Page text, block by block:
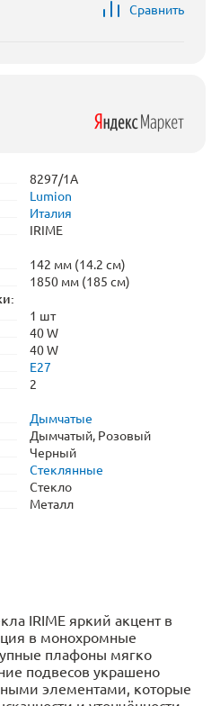
8297/1A
Lumion
Италия
IRIME
142 мм (14.2 см)
1850 мм (185 см)
1 шт
40 W
40 W
E27
2
Дымчатые
Дымчатый, Розовый
Черный
Стеклянные
Стекло
Металл
IRIME яркий акцент в
в монохромные
плафоны мягко
подвесов украшено
элементами, которые
Сравнить